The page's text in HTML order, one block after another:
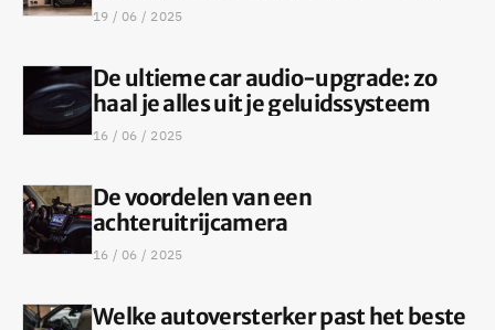
19 / 06 / 2025
De ultieme car audio-upgrade: zo
haal je alles uit je geluidssysteem
16 / 06 / 2025
De voordelen van een
achteruitrijcamera
16 / 06 / 2025
Welke autoversterker past het beste